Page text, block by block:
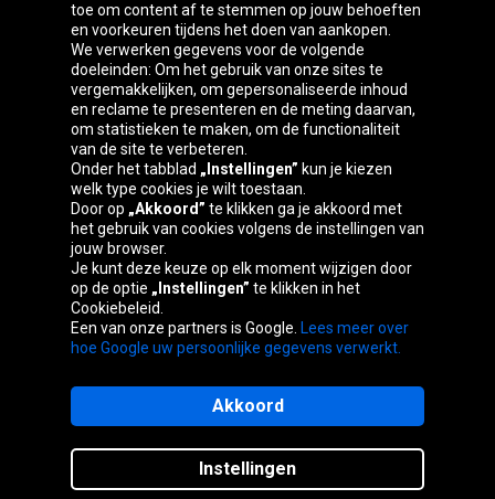
Oponeo-groep
Belgique
Česká
republika
Deutschland Éire
España France Italia Magyarország
Österreich
republika
Kingdom
Sitemaps
toe om content af te stemmen op jouw behoeften
en voorkeuren tijdens het doen van aankopen.
We verwerken gegevens voor de volgende
doeleinden: Om het gebruik van onze sites te
vergemakkelijken, om gepersonaliseerde inhoud
en reclame te presenteren en de meting daarvan,
om statistieken te maken, om de functionaliteit
van de site te verbeteren.
Onder het tabblad „Instellingen” kun je kiezen
welk type cookies je wilt toestaan.
Door op „Akkoord” te klikken ga je akkoord met
het gebruik van cookies volgens de instellingen van
jouw browser.
Je kunt deze keuze op elk moment wijzigen door
op de optie „Instellingen” te klikken in het
Cookiebeleid.
Een van onze partners is Google. Lees meer over
hoe Google uw persoonlijke gegevens verwerkt.
Instellingen
Akkoord